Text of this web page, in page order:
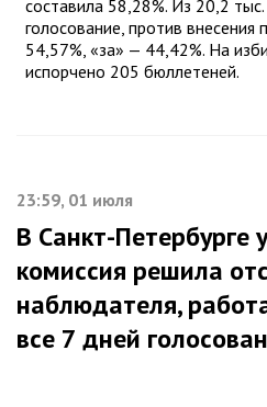
составила 58,28%. Из 20,2
голосование, против внесения
54,57%, «за» — 44,42%. На
испорчено 205 бюллетеней.
23:59, 01 июля
В Санкт-Петербурге
комиссия решила
наблюдателя,
все 7 дней